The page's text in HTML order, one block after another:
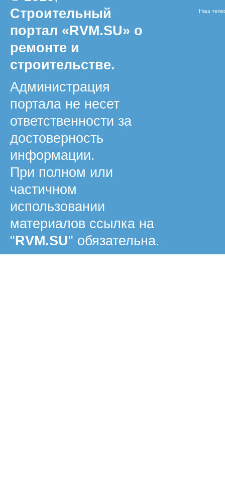
Строительный
портал «RVM.SU» о
ремонте и
строительстве.
Администрация
портала не несет
ответственности за
достоверность
информации.
При полном или
частичном
использовании
материалов ссылка на
"RVM.SU" обязательна.
Наш